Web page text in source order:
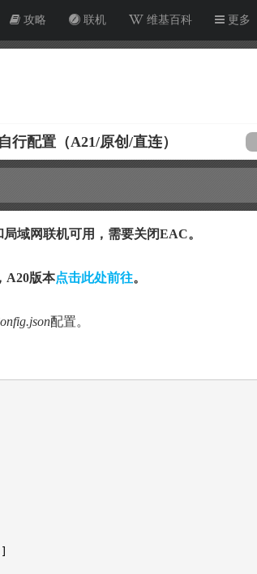
攻略 联机 维基百科 更多
行配置（A21/原创/直连）
域网联机可用，需要关闭EAC。
A20版本点击此处前往。
配置。